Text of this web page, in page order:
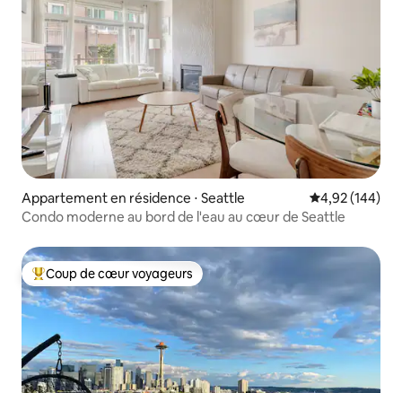
Appartement en résidence ⋅ Seattle Évaluation
4,92 (144)
Condo moderne au bord de l'eau au cœur de Seattle
Coups de cœur voyageurs les plus appréciés
Coup de cœur voyageurs